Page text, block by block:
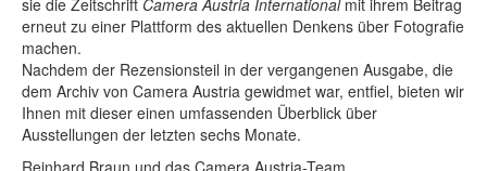
sie die Zeitschrift Camera Austria Internationalmit ihrem Beitrag
erneut zu einer Plattform des aktuellen Denkens über Fotografie
machen.
Nachdem der Rezensionsteil in der vergangenen Ausgabe, die
dem Archiv von Camera Austria gewidmet war, entfiel, bieten wir
Ihnen mit dieser einen umfassenden Überblick über
Ausstellungen der letzten sechs Monate.